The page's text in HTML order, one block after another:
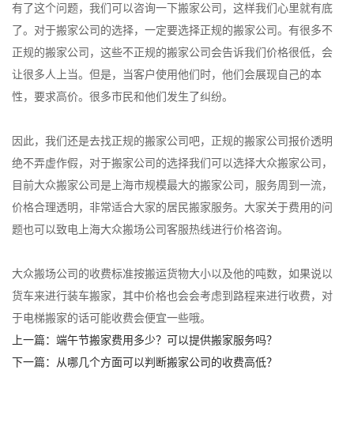
有了这个问题，我们可以咨询一下搬家公司，这样我们心里就有底
了。对于搬家公司的选择，一定要选择正规的搬家公司。有很多不
正规的搬家公司，这些不正规的搬家公司会告诉我们价格很低，会
让很多人上当。但是，当客户使用他们时，他们会展现自己的本
性，要求高价。很多市民和他们发生了纠纷。
因此，我们还是去找正规的搬家公司吧，正规的搬家公司报价透明
绝不弄虚作假，对于搬家公司的选择我们可以选择大众搬家公司，
目前大众搬家公司是上海市规模最大的搬家公司，服务周到一流，
价格合理透明，非常适合大家的居民搬家服务。大家关于费用的问
题也可以致电上海大众搬场公司客服热线进行价格咨询。
大众搬场公司的收费标准按搬运货物大小以及他的吨数，如果说以
货车来进行装车搬家，其中价格也会会考虑到路程来进行收费，对
于电梯搬家的话可能收费会便宜一些哦。
上一篇：端午节搬家费用多少？可以提供搬家服务吗？
下一篇：从哪几个方面可以判断搬家公司的收费高低？